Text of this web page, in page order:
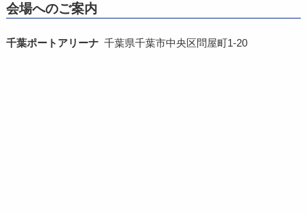
会場へのご案内
千葉ポートアリーナ 千葉県千葉市中央区問屋町1-20